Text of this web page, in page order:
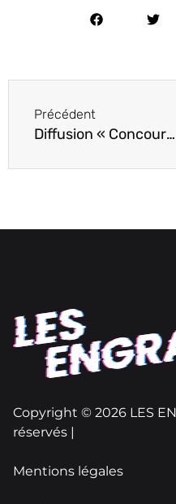
Précédent
Diffusion « Concours de circonstances » En présence de la réalisatrice
Copyright © 2026 LES
réservés |
Mentions légales